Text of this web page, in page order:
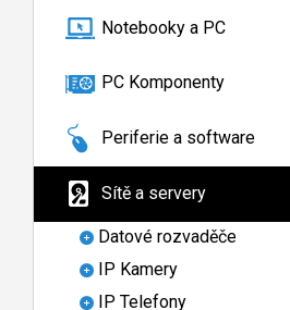
Notebooky a PC
PC Komponenty
Periferie a software
Sítě a servery
Datové rozvaděče
IP Kamery
IP Telefony